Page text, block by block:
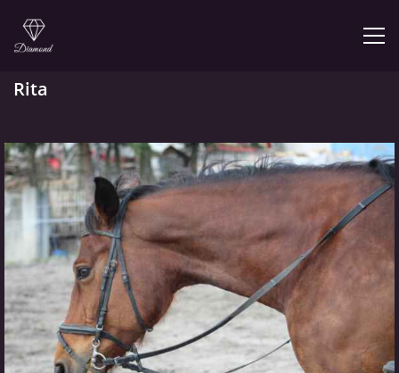
© 2026 eStránky.cz
Rita